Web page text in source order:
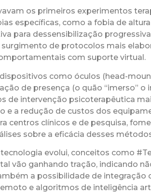
os primeiros experimentos
específicas, como a fobia de
para dessensibilização
de protocolos mais
com suporte virtual.
como óculos (head-
de presença (o quão “imerso” o
de intervenção psicoterapêutica
e a redução de custos dos
centros clínicos e de pesquisa,
sobre a eficácia desses
evolui, conceitos como
vão ganhando tração, indicando
a possibilidade de integração
e algoritmos de inteligência